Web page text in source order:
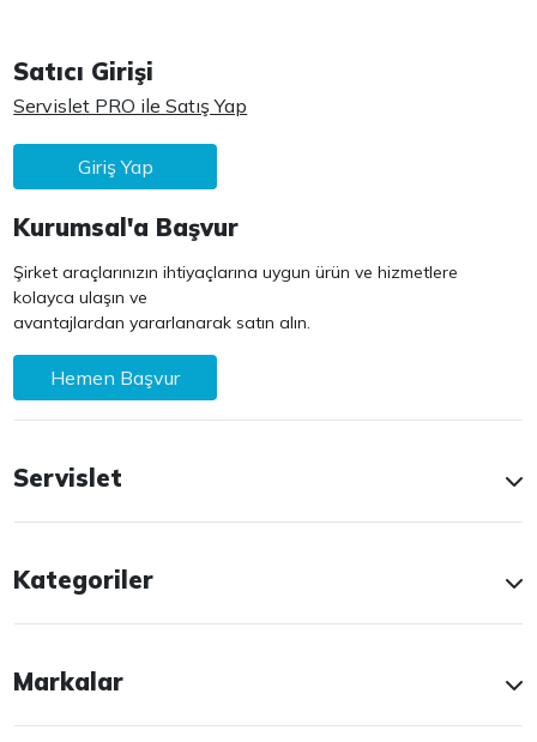
Satıcı Girişi
Servislet PRO ile Satış Yap
Giriş Yap
Kurumsal'a Başvur
Şirket araçlarınızın ihtiyaçlarına uygun ürün ve hizmetlere
kolayca ulaşın ve
avantajlardan yararlanarak satın alın.
Hemen Başvur
Servislet
Kategoriler
Markalar